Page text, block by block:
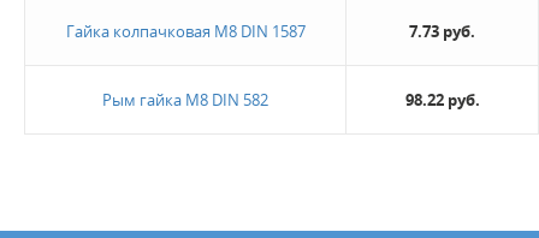
Гайка колпачковая М8 DIN 1587 7.73 руб.
Рым гайка М8 DIN 582 98.22 руб.